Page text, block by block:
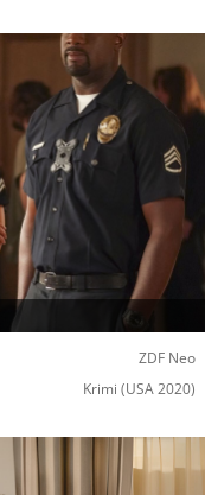
ZDF Neo
Krimi (USA 2020)